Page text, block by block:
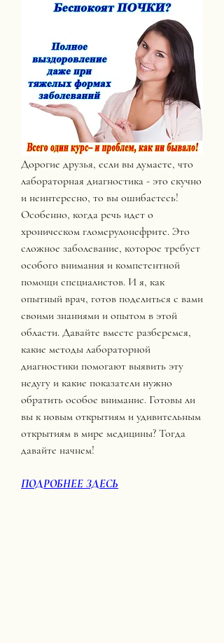
Дорогие друзья, если вы думаете, что
лабораторная диагностика - это скучно
и неинтересно, то вы ошибаетесь!
Особенно, когда речь идет о
хроническом гломерулонефрите. Это
сложное заболевание, которое требует
особого внимания и компетентной
помощи специалистов. И я, как
опытный врач, готов поделиться с вами
своими знаниями и опытом в этой
области. Давайте вместе разберемся,
какие методы лабораторной
диагностики помогают выявить эту
недугу и какие показатели нужно
обратить особое внимание. Готовы ли
вы к новым открытиям и удивительным
открытиям в мире медицины? Тогда
давайте начнем!
ПОДРОБНЕЕ ЗДЕСЬ